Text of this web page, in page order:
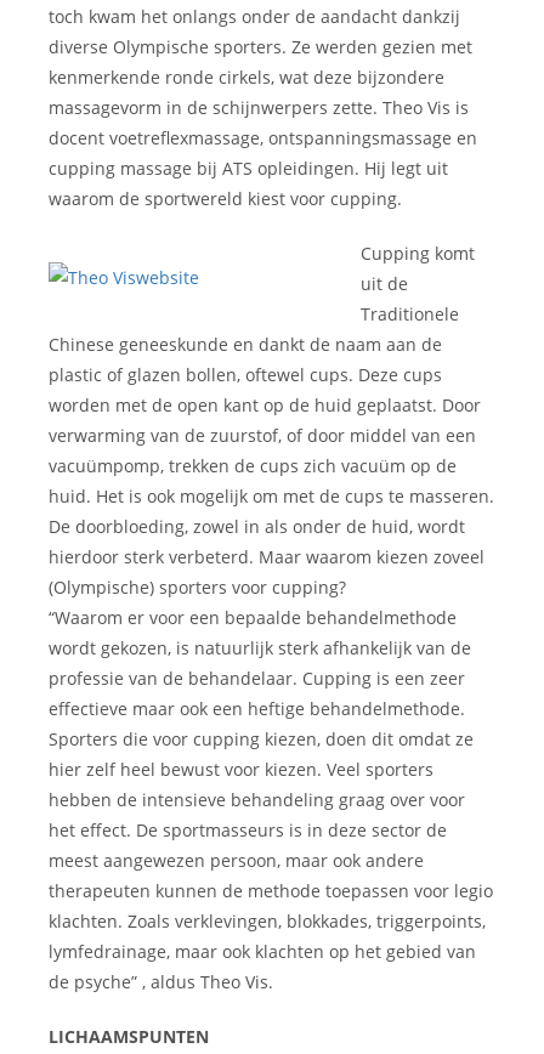
toch kwam het onlangs onder de aandacht dankzij
diverse Olympische sporters. Ze werden gezien met
kenmerkende ronde cirkels, wat deze bijzondere
massagevorm in de schijnwerpers zette. Theo Vis is
docent voetreflexmassage, ontspanningsmassage en
cupping massage bij ATS opleidingen. Hij legt uit
waarom de sportwereld kiest voor cupping.
Cupping komt
uit de
Traditionele
Chinese geneeskunde en dankt de naam aan de
plastic of glazen bollen, oftewel cups. Deze cups
worden met de open kant op de huid geplaatst. Door
verwarming van de zuurstof, of door middel van een
vacuümpomp, trekken de cups zich vacuüm op de
huid. Het is ook mogelijk om met de cups te masseren.
De doorbloeding, zowel in als onder de huid, wordt
hierdoor sterk verbeterd. Maar waarom kiezen zoveel
(Olympische) sporters voor cupping?
“Waarom er voor een bepaalde behandelmethode
wordt gekozen, is natuurlijk sterk afhankelijk van de
professie van de behandelaar. Cupping is een zeer
effectieve maar ook een heftige behandelmethode.
Sporters die voor cupping kiezen, doen dit omdat ze
hier zelf heel bewust voor kiezen. Veel sporters
hebben de intensieve behandeling graag over voor
het effect. De sportmasseurs is in deze sector de
meest aangewezen persoon, maar ook andere
therapeuten kunnen de methode toepassen voor legio
klachten. Zoals verklevingen, blokkades, triggerpoints,
lymfedrainage, maar ook klachten op het gebied van
de psyche” , aldus Theo Vis.
LICHAAMSPUNTEN